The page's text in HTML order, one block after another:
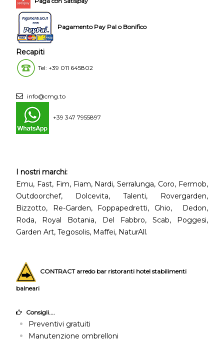
Pagamento Pay Pal o Bonifico
Recapiti
Tel: +39 011 645802
info@cmg.to
+39 347 7955897
I nostri marchi:
Emu, Fast, Fim, Fiam, Nardi, Serralunga, Coro, Fermob,
Outdoorchef, Dolcevita, Talenti, Rovergarden,
Bizzotto, Re-Garden, Foppapedretti, Ghio, Dedon,
Roda, Royal Botania, Del Fabbro, Scab, Poggesi,
Garden Art, Tegosolis, Maffei, NaturAll.
CONTRACT arredo bar ristoranti hotel stabilimenti
balneari
Consigli....
Preventivi gratuiti
Manutenzione ombrelloni